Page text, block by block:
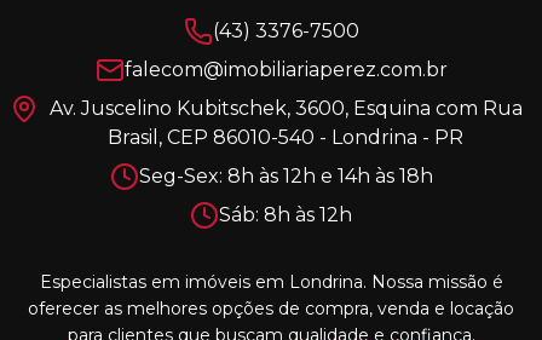
(43) 3376-7500
falecom@imobiliariaperez.com.br
Av. Juscelino Kubitschek, 3600, Esquina com Rua
Brasil, CEP 86010-540 - Londrina - PR
Seg-Sex: 8h às 12h e 14h às 18h
Sáb: 8h às 12h
Especialistas em imóveis em Londrina. Nossa missão é
oferecer as melhores opções de compra, venda e locação
para clientes que buscam qualidade e confiança.